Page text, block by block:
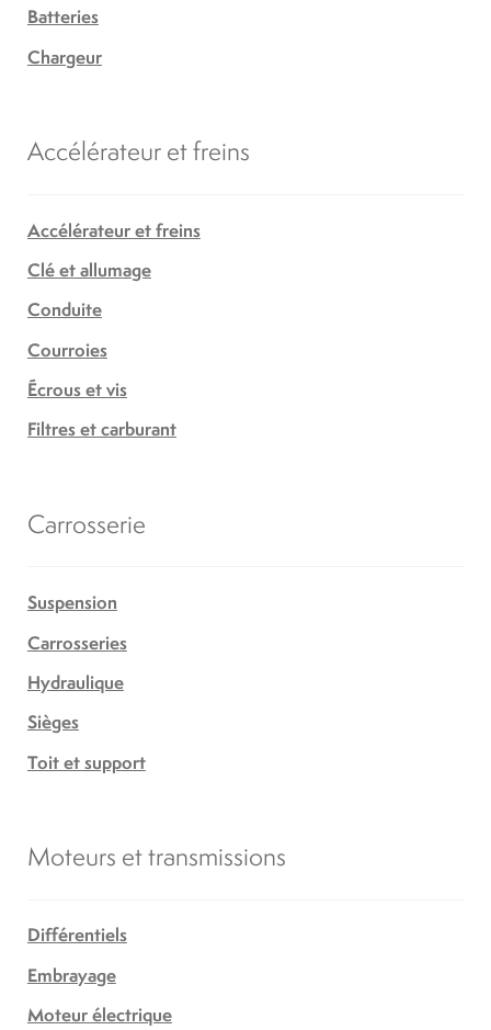
Batteries
Chargeur
Accélérateur et freins
Accélérateur et freins
Clé et allumage
Conduite
Courroies
Écrous et vis
Filtres et carburant
Carrosserie
Suspension
Carrosseries
Hydraulique
Sièges
Toit et support
Moteurs et transmissions
Différentiels
Embrayage
Moteur électrique